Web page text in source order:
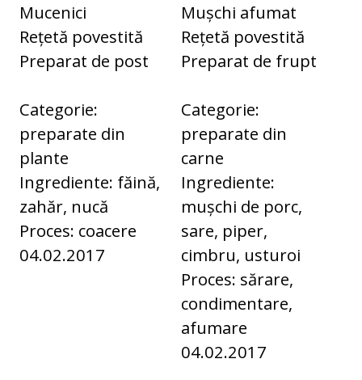
Mucenici
Rețetă povestită
Preparat de post
Categorie:
preparate din
plante
Ingrediente: făină,
zahăr, nucă
Proces: coacere
04.02.2017
Mușchi afumat
Rețetă povestită
Preparat de frupt
Categorie:
preparate din
carne
Ingrediente:
mușchi de porc,
sare, piper,
cimbru, usturoi
Proces: sărare,
condimentare,
afumare
04.02.2017